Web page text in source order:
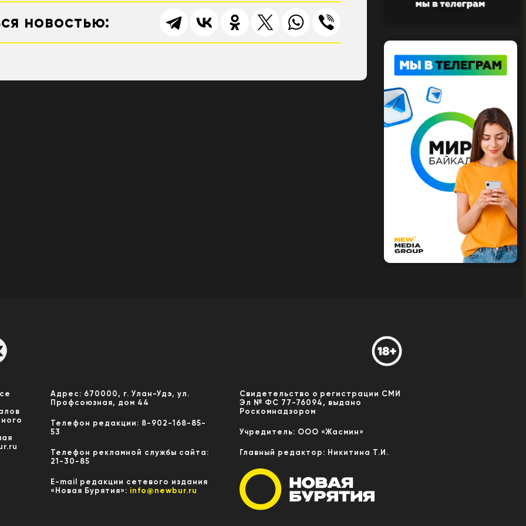
новостью:
Адрес: 670000, г. Улан-Удэ, ул.
Профсоюзная, дом 44
Телефон редакции: 8-902-168-85-
53
Телефон рекламной службы сайта:
21-30-85
E-mail редакции сетевого издания
«Новая Бурятия»: info@newbur.ru
Свидетельство о регистрации СМИ
Эл № ФС 77-76094, выдано
Роскомнадзором
Учредитель: ООО «Жасмин»
Главный редактор: Никитина Т.И.